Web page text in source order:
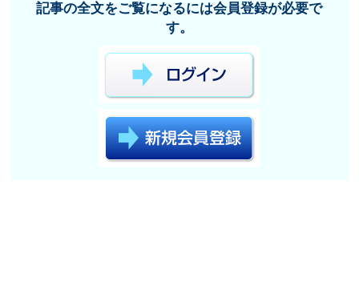
記事の全文をご覧になるには会員登録が必要で
す。